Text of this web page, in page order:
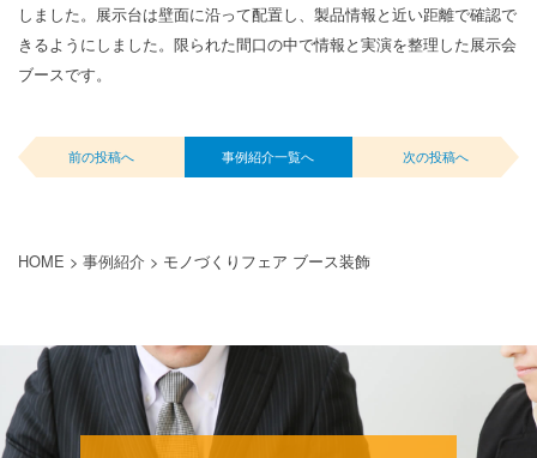
しました。展示台は壁面に沿って配置し、製品情報と近い距離で確認で
きるようにしました。限られた間口の中で情報と実演を整理した展示会
ブースです。
前の投稿へ 事例紹介一覧へ 次の投稿へ
HOME > 事例紹介 > モノづくりフェア ブース装飾